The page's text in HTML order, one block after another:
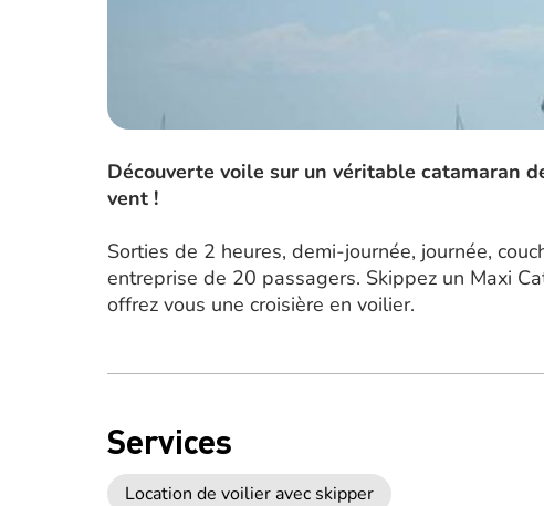
Découverte voile sur un véritable catamaran
vent !
Sorties de 2 heures, demi-journée, journée,
entreprise de 20 passagers. Skippez un Maxi
offrez vous une croisière en voilier.
Services
Location de voilier avec skipper